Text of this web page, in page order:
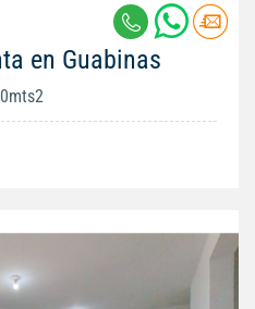
en Guabinas